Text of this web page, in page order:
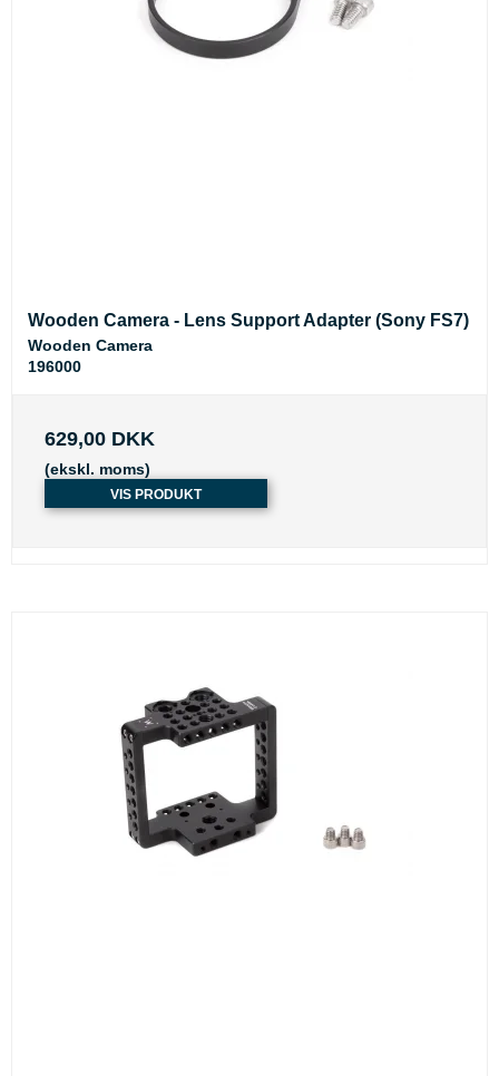
Wooden Camera - Lens Support Adapter (Sony FS7)
Wooden Camera
196000
629,00 DKK
(ekskl. moms)
VIS PRODUKT